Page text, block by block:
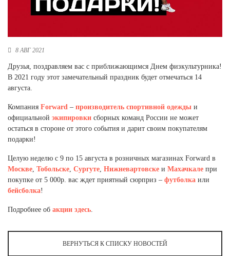
Новосибирская область (3)
Республика Башкортостан (3)
Республика Татарстан (2)
Ростовская область (2)
Санкт-Петербург и ЛО (3)
Саратовская область (1)
Свердловская область (5)
Северная Осетия (2)
Ставропольский край (5)
Томская область (1)
Тульская область (1)
Ханты-Мансийский автономный округ (3)
8 АВГ 2021
Друзья, поздравляем вас с приближающимся Днем физкультурника!
В 2021 году этот замечательный праздник будет отмечаться 14
августа.
Компания Forward – производитель спортивной одежды и
официальной экипировки сборных команд России не может
остаться в стороне от этого события и дарит своим покупателям
подарки!
Целую неделю с 9 по 15 августа в розничных магазинах Forward в
Москве, Тобольске, Сургуте, Нижневартовске и Махачкале при
покупке от 5 000р. вас ждет приятный сюрприз – футболка или
бейсболка!
Подробнее об акции здесь.
ВЕРНУТЬСЯ К СПИСКУ НОВОСТЕЙ